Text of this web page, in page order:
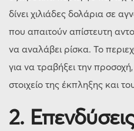
δίνει χιλιάδες δολάρια σε
που απαιτούν απίστευτη
να αναλάβει ρίσκα. Το
για να τραβήξει την
στοιχείο της έκπληξης και
2.